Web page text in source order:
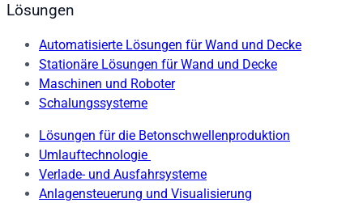
Lösungen
Automatisierte Lösungen für Wand und Decke
Stationäre Lösungen für Wand und Decke
Maschinen und Roboter
Schalungssysteme
Lösungen für die Betonschwellenproduktion
Umlauftechnologie
Verlade- und Ausfahrsysteme
Anlagensteuerung und Visualisierung